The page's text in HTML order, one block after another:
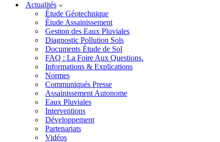
Actualités
Étude Géotechnique
Étude Assainissement
Gestion des Eaux Pluviales
Diagnostic Pollution Sols
Documents Étude de Sol
FAQ : La Foire Aux Questions.
Informations & Explications
Normes
Communiqués Presse
Assainissement Autonome
Eaux Pluviales
Interventions
Développement
Partenariats
Vidéos